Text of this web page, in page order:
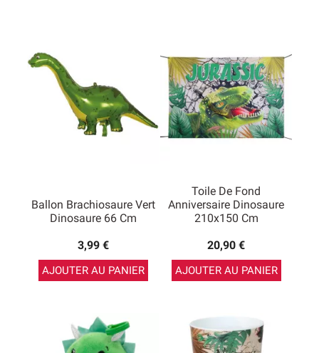
Ballon Brachiosaure Vert
Dinosaure 66 Cm
3,99 €
AJOUTER AU PANIER
Toile De Fond
Anniversaire Dinosaure
210x150 Cm
20,90 €
AJOUTER AU PANIER